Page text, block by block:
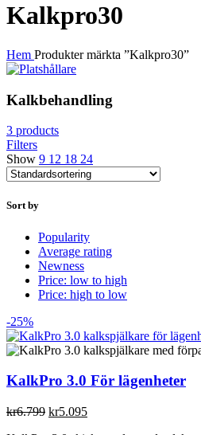
Kalkpro30
Hem Produkter märkta ”Kalkpro30”
Kalkbehandling
3 products
Filters
Show 9 12 18 24
Sort by
Popularity
Average rating
Newness
Price: low to high
Price: high to low
-25%
KalkPro 3.0 För lägenheter
kr6.799 Det
kr5.095Det